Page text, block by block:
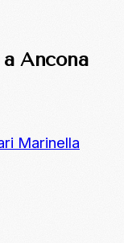
Ancona
Marinella